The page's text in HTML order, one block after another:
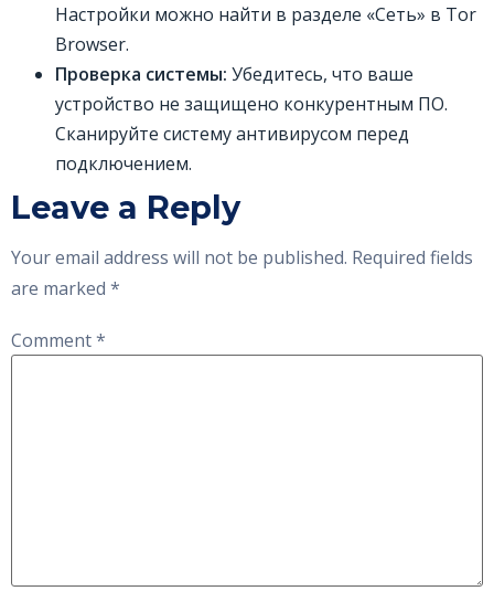
Настройки можно найти в разделе «Сеть» в Tor
Browser.
Проверка системы: Убедитесь, что ваше
устройство не защищено конкурентным ПО.
Сканируйте систему антивирусом перед
подключением.
Leave a Reply
Your email address will not be published. Required fields
are marked *
Comment*